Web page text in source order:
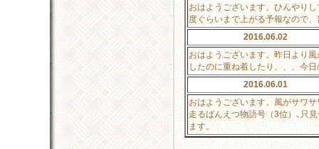
おはようございます。ひんやり
度ぐらいまで上がる予報なので
2016.06.02
おはようございます。昨日より
したのに重ね着したり、、、今
2016.06.01
おはようございます。風がサワ
走るばんえつ物語号（3位）､只
ます。